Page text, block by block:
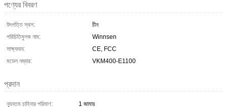
পণ্যের বিবরণ
উৎপত্তি স্থল:
চীন
পরিচিতিমুলক নাম:
Winnsen
সাক্ষ্যদান:
CE, FCC
মডেল নম্বার:
VKM400-E1100
প্রদান
ন্যূনতম চাহিদার পরিমাণ:
1 জামায়